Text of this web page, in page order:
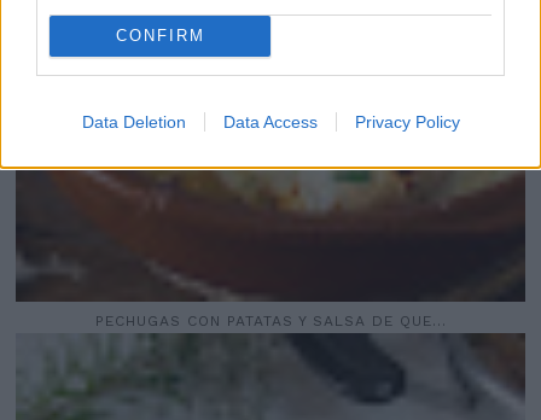
CONFIRM
Data Deletion Data Access Privacy Policy
PECHUGAS CON PATATAS Y SALSA DE QUE...